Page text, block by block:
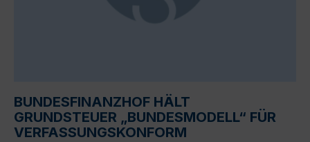
BUNDESFINANZHOF HÄLT
GRUNDSTEUER „BUNDESMODELL“ FÜR
VERFASSUNGSKONFORM